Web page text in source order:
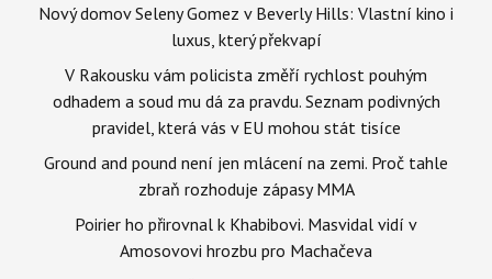
Nový domov Seleny Gomez v Beverly Hills: Vlastní kino i
luxus, který překvapí
V Rakousku vám policista změří rychlost pouhým
odhadem a soud mu dá za pravdu. Seznam podivných
pravidel, která vás v EU mohou stát tisíce
Ground and pound není jen mlácení na zemi. Proč tahle
zbraň rozhoduje zápasy MMA
Poirier ho přirovnal k Khabibovi. Masvidal vidí v
Amosovovi hrozbu pro Machačeva